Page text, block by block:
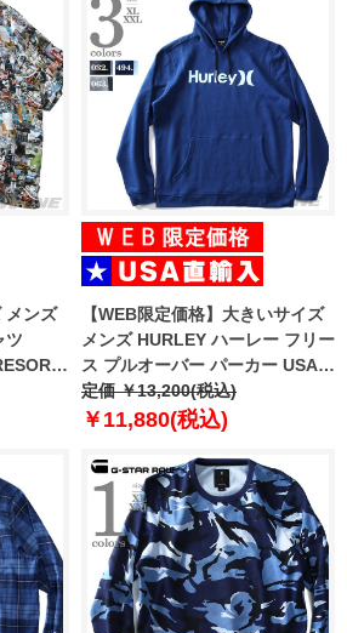
メンズ
ツ
【WEB限定価格】大きいサイズ
メンズ HURLEY ハーレー フリー
ス プルオーバー パーカー USA直
輸入 cu0351
定価 ￥13,200(税込)
￥11,880(税込)